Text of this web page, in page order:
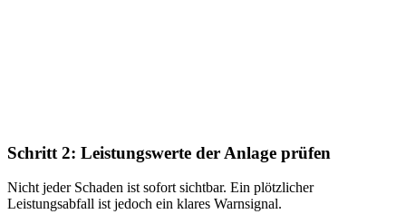
Schritt 2: Leistungswerte der Anlage prüfen
Nicht jeder Schaden ist sofort sichtbar. Ein plötzlicher
Leistungsabfall ist jedoch ein klares Warnsignal.